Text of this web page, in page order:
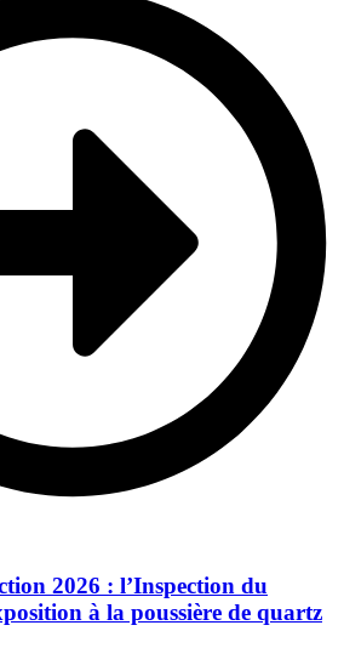
2026 : l’Inspection du
à la poussière de quartz